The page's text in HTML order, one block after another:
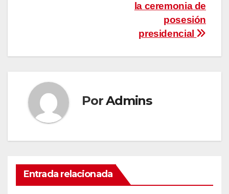
la ceremonia de
posesión
presidencial
PorAdmins
Entrada relacionada